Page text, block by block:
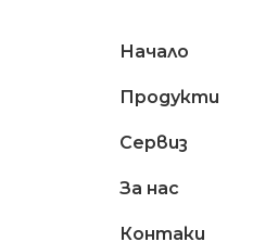
Начало
Продукти
Сервиз
За нас
Контаки